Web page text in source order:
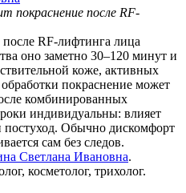
покраснение после RF-
RF‑лифтинга лица
оно заметно 30–120 минут и
коже, активных
покраснение может
комбинированных
индивидуальны: влияет
постуход. Обычно дискомфорт
сам без следов.
Светлана Ивановна.
косметолог, трихолог.